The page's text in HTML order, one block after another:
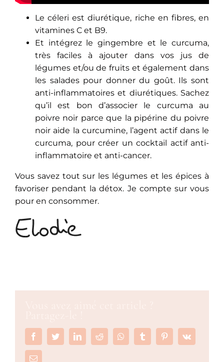
Le céleri est diurétique, riche en fibres, en
vitamines C et B9.
Et intégrez le gingembre et le curcuma,
très faciles à ajouter dans vos jus de
légumes et/ou de fruits et également dans
les salades pour donner du goût. Ils sont
anti-inflammatoires et diurétiques. Sachez
qu’il est bon d’associer le curcuma au
poivre noir parce que la pipérine du poivre
noir aide la curcumine, l’agent actif dans le
curcuma, pour créer un cocktail actif anti-
inflammatoire et anti-cancer.
Vous savez tout sur les légumes et les épices à
favoriser pendant la détox. Je compte sur vous
pour en consommer.
FacebookTwitterLinkedInReddit WhatsappTumblr PinterestVk
Email